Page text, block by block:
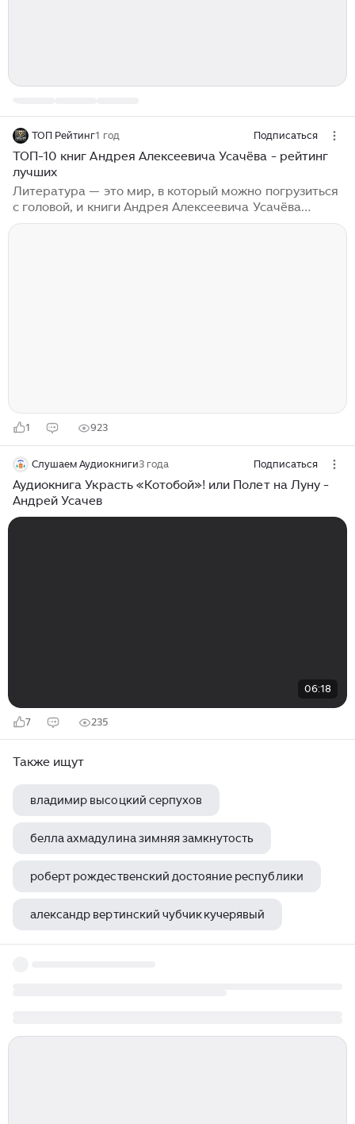
ТОП Рейтинг1 год Подписаться
ТОП-10 книг Андрея Алексеевича Усачёва - рейтинг
лучших
Литература — это мир, в который можно погрузиться
с головой, и книги Андрея Алексеевича Усачёва
занимают в этом мире особое место. Его
1 923
Слушаем Аудиокниги3 года Подписаться
Аудиокнига Украсть «Котобой»! или Полет на Луну -
Андрей Усачев
06:18
7 235
Также ищут
владимир высоцкий серпухов
белла ахмадулина зимняя замкнутость
роберт рождественский достояние республики
александр вертинский чубчик кучерявый